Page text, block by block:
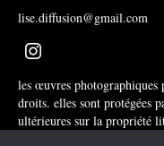
lise.diffusion@gmail.com
les œuvres photographiques
droits. elles sont protégées
ultérieures sur la propriété